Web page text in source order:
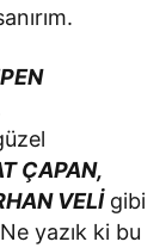
ÇAPAN,
VELİgibi
yazık ki bu